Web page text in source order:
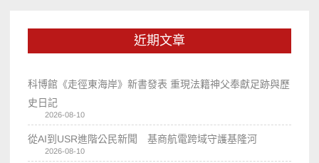
近期文章
科博館《走徑東海岸》新書發表 重現法籍神父奉獻足跡與歷
史日記
2026-08-10
從AI到USR進階公民新聞 基商航電跨域守護基隆河
2026-08-10